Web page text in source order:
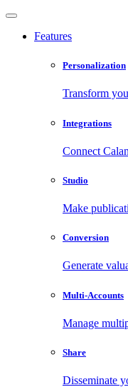
Features
Personalization
Transform
Integrations
Connect
Studio
Make
Conversion
Generate
Multi-Accounts
Manage
Share
Disseminate